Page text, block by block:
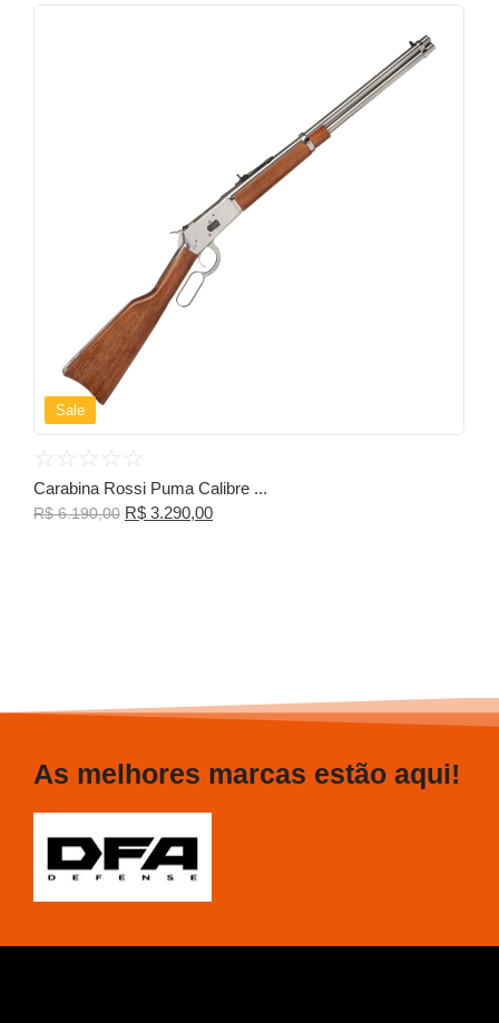
Sale
☆ ☆ ☆ ☆ ☆
Carabina Rossi Puma Calibre ...
R$6.190,00 R$ 3.290,00
As melhores marcas estão aqui!